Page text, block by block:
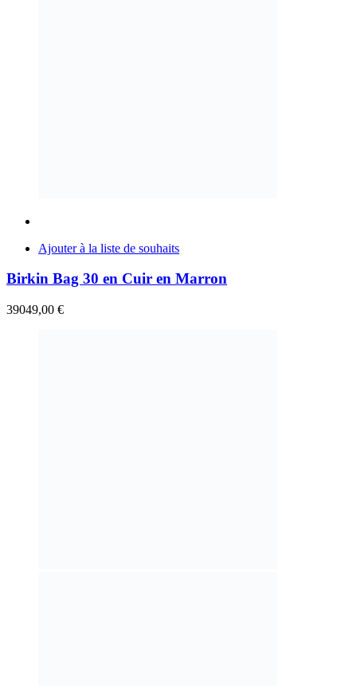
Ajouter à la liste de souhaits
Birkin Bag 30 en Cuir en Marron
39049,00 €